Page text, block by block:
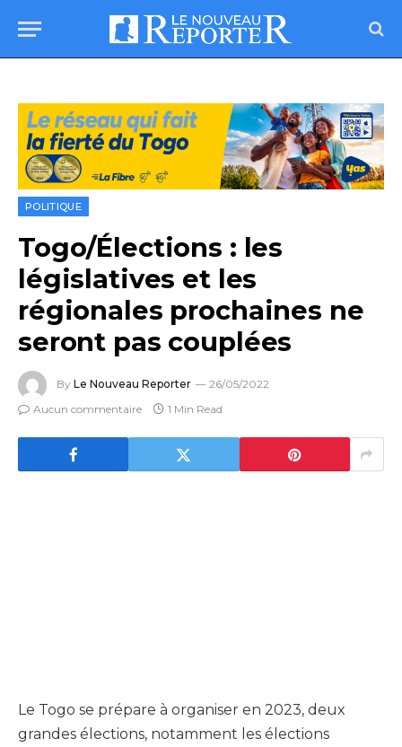
POLITIQUE
Togo/Élections : les
législatives et les
régionales prochaines ne
seront pas couplées
By Le Nouveau Reporter
26/05/2022
Aucun commentaire
1 Min Read
Le Togo se prépare à organiser en 2023, deux
grandes élections, notamment les élections